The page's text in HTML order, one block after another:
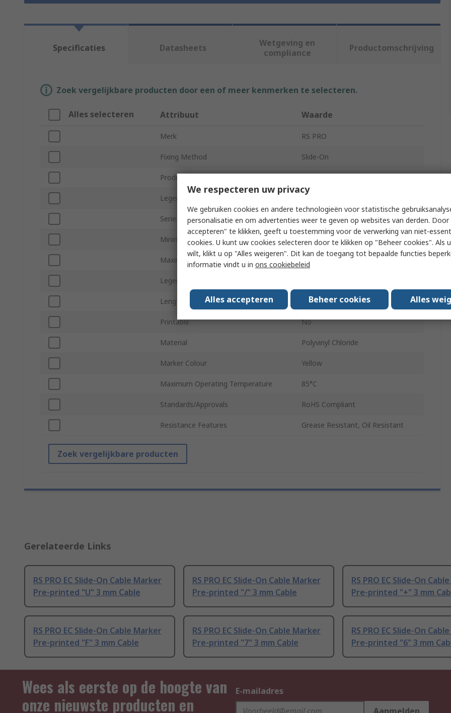
Specificaties Datasheets
Wetgeving en
compliance
Productomschrijving
Zoek vergelijkbare producten door een of meer kenmerken te selecteren.
Alles selecteren Attribuut Waarde
Merk RS PRO
Fixing Method Slide-On
Product Type
Legend
Series EC
Minimum Cable Diameter 3mm
Maximum Cable Diameter 4.2mm
Legend Colour
Length 4mm
Printable No
Material Polyvinyl Chloride
Marker Colour Yellow
Maximum Operating Temperature 85°C
Standards/Approvals RoHS Compliant
Resistance Features Grease Resistant, Oil Resistant
Zoek vergelijkbare producten
Gerelateerde Links
RS PRO EC Slide-On Cable Marker
Pre-printed "U" 3 mm Cable
RS PRO EC Slide-On Cable Marker
Pre-printed "/" 3 mm Cable
RS PRO EC Slide-On
Pre-printed "+" 3 mm
RS PRO EC Slide-On Cable Marker
Pre-printed "F" 3 mm Cable
RS PRO EC Slide-On Cable Marker
Pre-printed "7" 3 mm Cable
RS PRO EC Slide-On
Pre-printed "6" 3 mm
Wees als eerste op de hoogte van
onze nieuwste producten en
E-mailadres
We respecteren uw privacy
We gebruiken cookies en andere technologieën voor statistische
personalisatie en om advertenties weer te geven op websites van derden. Door
accepteren" te klikken, geeft u toestemming voor de verwerking van niet-
cookies. U kunt uw cookies selecteren door te klikken op "Beheer cookies". Als
wilt, klikt u op "Alles weigeren". Dit kan de toegang tot bepaalde functies
informatie vindt u in ons cookiebeleid
Alles accepteren Beheer cookies Alles